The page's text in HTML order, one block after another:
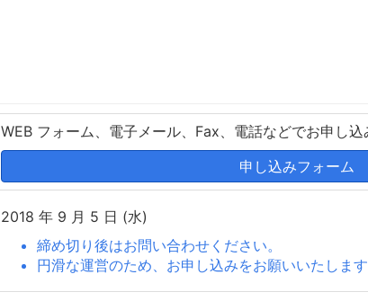
WEB フォーム、電子メール、Fax、電話などでお申し込
申し込みフォーム
2018 年 9 月 5 日 (水)
締め切り後はお問い合わせください。
円滑な運営のため、お申し込みをお願いいたします